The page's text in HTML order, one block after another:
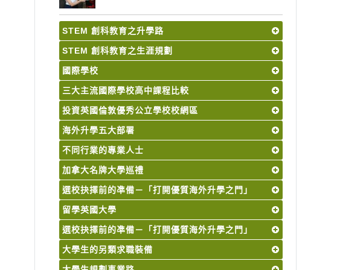
STEM 創科教育之升學路
STEM 創科教育之生涯規劃
國際學校
三大主流國際學校高中課程比較
投資英國倫敦優秀公立學校校網區
海外升學五大部署
不同行業的專業人士
加拿大名牌大學巡禮
選校抉擇前的凖備－「打開優質海外升學之門」
留學英國大學
選校抉擇前的凖備－「打開優質海外升學之門」
大學生的另類求職裝備